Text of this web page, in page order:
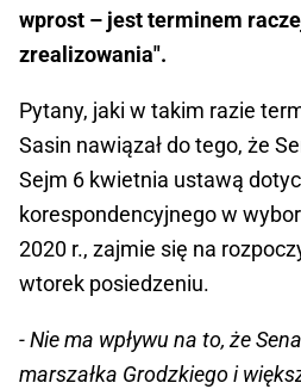
wprost – jest terminem
zrealizowania".
Pytany, jaki w takim razie
Sasin nawiązał do tego, że
Sejm 6 kwietnia ustawą
korespondencyjnego w
2020 r., zajmie się na
wtorek posiedzeniu.
- Nie ma wpływu na to, że
marszałka Grodzkiego i